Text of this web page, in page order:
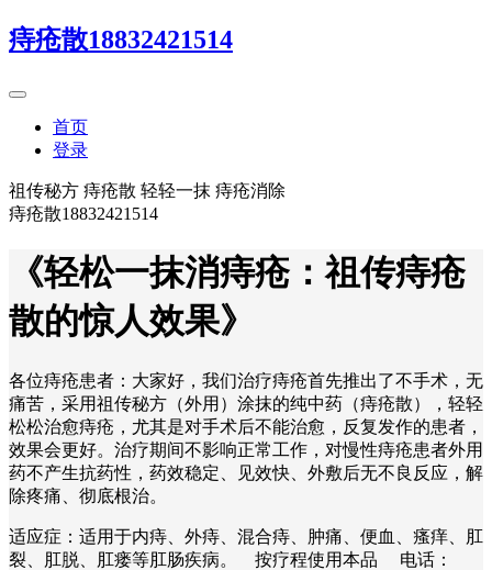
痔疮散18832421514
首页
登录
祖传秘方 痔疮散 轻轻一抹 痔疮消除
痔疮散18832421514
《轻松一抹消痔疮：祖传痔疮
散的惊人效果》
各位痔疮患者：大家好，我们治疗痔疮首先推出了不手术，无
痛苦，采用祖传秘方（外用）涂抹的纯中药（痔疮散），轻轻
松松治愈痔疮，尤其是对手术后不能治愈，反复发作的患者，
效果会更好。治疗期间不影响正常工作，对慢性痔疮患者外用
药不产生抗药性，药效稳定、见效快、外敷后无不良反应，解
除疼痛、彻底根治。
适应症：适用于内痔、外痔、混合痔、肿痛、便血、瘙痒、肛
裂、肛脱、肛瘘等肛肠疾病。 按疗程使用本品 电话：